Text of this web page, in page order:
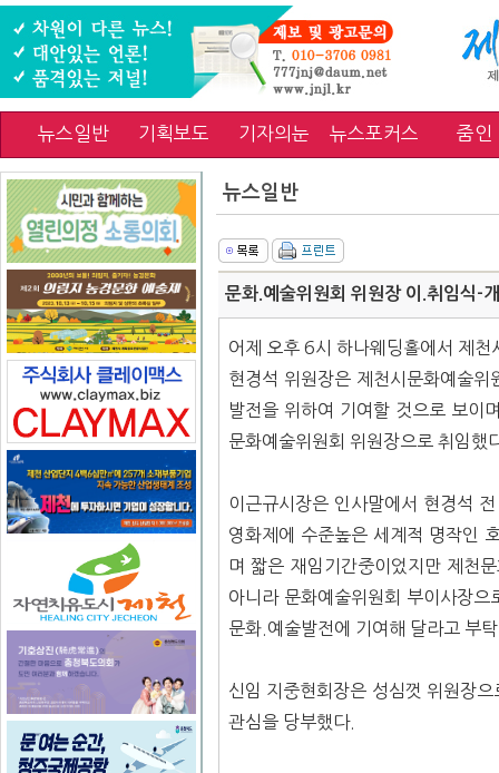
뉴스일반 기획보도 기자의눈 뉴스포커스 줌인
뉴스일반
문화.예술위원회 위원장 이.취임식-
어제 오후 6시 하나웨딩홀에서 제
현경석 위원장은 제천시문화예술
발전을 위하여 기여할 것으로 보이
문화예술위원회 위원장으로 취임했
이근규시장은 인사말에서 현경석
영화제에 수준높은 세계적 명작인
며 짧은 재임기간중이었지만 제천
아니라 문화예술위원회 부이사장
문화.예술발전에 기여해 달라고 부
신임 지중현회장은 성심껏 위원장
관심을 당부했다.